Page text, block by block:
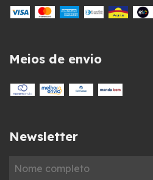
Meios de envio
Newsletter